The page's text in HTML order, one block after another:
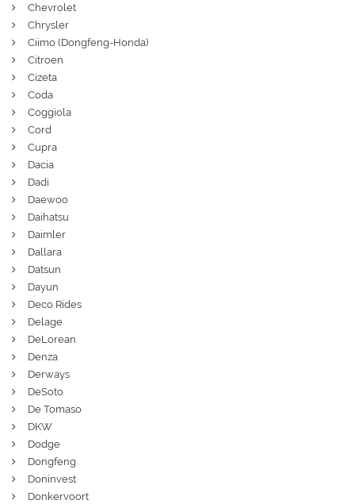
Chevrolet
Chrysler
Ciimo (Dongfeng-Honda)
Citroen
Cizeta
Coda
Coggiola
Cord
Cupra
Dacia
Dadi
Daewoo
Daihatsu
Daimler
Dallara
Datsun
Dayun
Deco Rides
Delage
DeLorean
Denza
Derways
DeSoto
De Tomaso
DKW
Dodge
Dongfeng
Doninvest
Donkervoort